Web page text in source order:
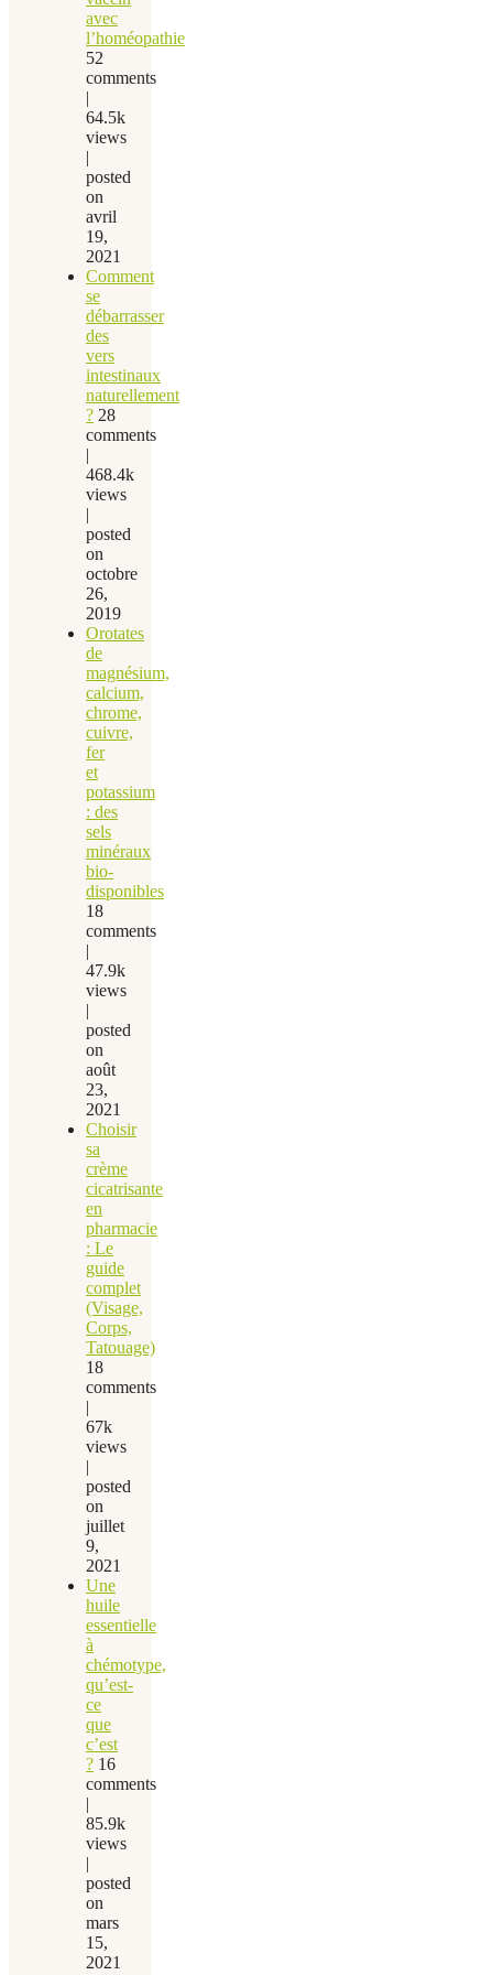
avec
l’homéopathie
52
comments
|
64.5k
views
|
posted
on
avril
19,
2021
Comment
se
débarrasser
des
vers
intestinaux
naturellement
? 28
comments
|
468.4k
views
|
posted
on
octobre
26,
2019
Orotates
de
magnésium,
calcium,
chrome,
cuivre,
fer
et
potassium
: des
sels
minéraux
bio-
disponibles
18
comments
|
47.9k
views
|
posted
on
août
23,
2021
Choisir
sa
crème
cicatrisante
en
pharmacie
: Le
guide
complet
(Visage,
Corps,
Tatouage)
18
comments
|
67k
views
|
posted
on
juillet
9,
2021
Une
huile
essentielle
à
chémotype,
qu’est-
ce
que
c’est
? 16
comments
|
85.9k
views
|
posted
on
mars
15,
2021